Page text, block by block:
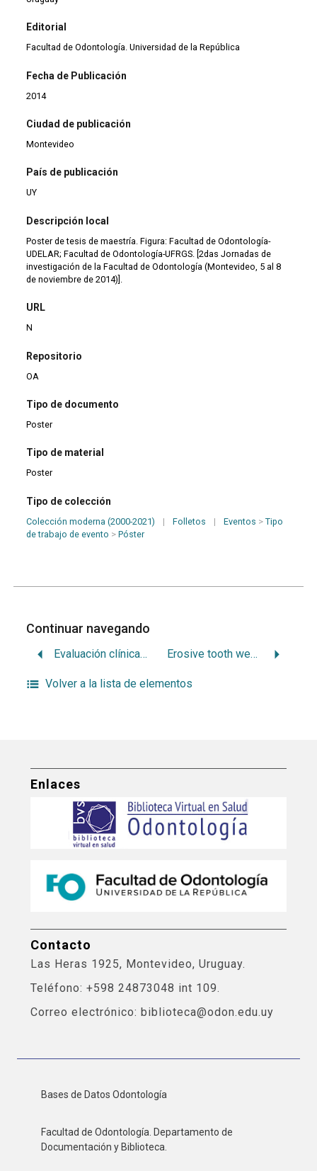
Editorial
Facultad de Odontología. Universidad de la República
Fecha de Publicación
2014
Ciudad de publicación
Montevideo
País de publicación
UY
Descripción local
Poster de tesis de maestría. Figura: Facultad de Odontología-
UDELAR; Facultad de Odontología-UFRGS. [2das Jornadas de
investigación de la Facultad de Odontología (Montevideo, 5 al 8
de noviembre de 2014)].
URL
N
Repositorio
OA
Tipo de documento
Poster
Tipo de material
Poster
Tipo de colección
Colección moderna (2000-2021) | Folletos | Eventos >Tipo
de trabajo de evento >Póster
Continuar navegando
Evaluación clínica de restauraciones adhesivas después de remoción parcial de tejido cariado (RPTC) en dientes deciduos. Erosive tooth wear among 12-year-old schoolchildren: a population-based cross-sectional study in Montevideo, Uruguay
Volver a la lista de elementos
Enlaces
Contacto
Las Heras 1925, Montevideo, Uruguay.
Teléfono: +598 24873048 int 109.
Correo electrónico: biblioteca@odon.edu.uy
Bases de Datos Odontología
Facultad de Odontología. Departamento de
Documentación y Biblioteca.